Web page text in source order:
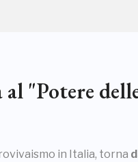
"Potere
in Italia, torna